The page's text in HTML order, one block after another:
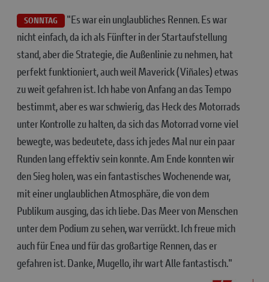
SONNTAG
"Es war ein unglaubliches Rennen. Es war
nicht einfach, da ich als Fünfter in der Startaufstellung
stand, aber die Strategie, die Außenlinie zu nehmen, hat
perfekt funktioniert, auch weil Maverick (Viñales) etwas
zu weit gefahren ist. Ich habe von Anfang an das Tempo
bestimmt, aber es war schwierig, das Heck des Motorrads
unter Kontrolle zu halten, da sich das Motorrad vorne viel
bewegte, was bedeutete, dass ich jedes Mal nur ein paar
Runden lang effektiv sein konnte. Am Ende konnten wir
den Sieg holen, was ein fantastisches Wochenende war,
mit einer unglaublichen Atmosphäre, die von dem
Publikum ausging, das ich liebe. Das Meer von Menschen
unter dem Podium zu sehen, war verrückt. Ich freue mich
auch für Enea und für das großartige Rennen, das er
gefahren ist. Danke, Mugello, ihr wart Alle fantastisch."